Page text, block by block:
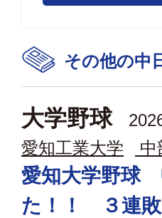
その他の中
大学野球
愛知工業大学
中
愛知大学野球
た！！ ３連